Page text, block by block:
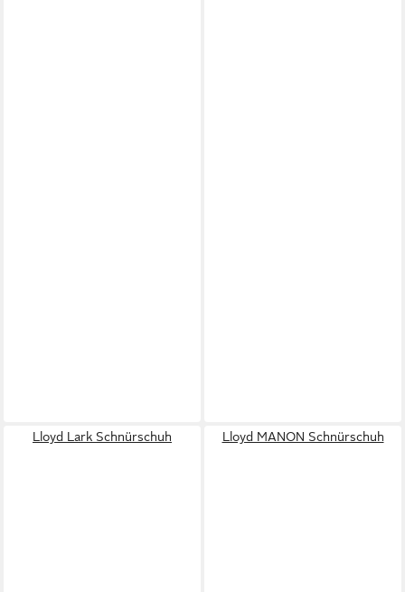
Lloyd Lark Schnürschuh Lloyd MANON Schnürschuh